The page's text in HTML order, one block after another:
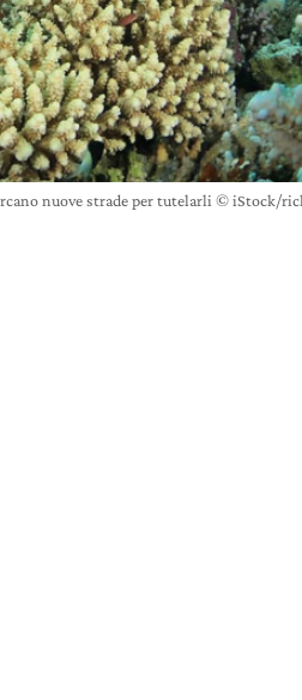
nuove strade per tutelarli © iStock/